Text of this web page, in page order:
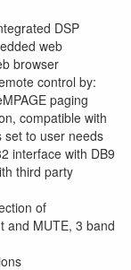
DSP
web
browser
control by:
paging
compatible with
set to user needs
interface with DB9
third party
of
and MUTE, 3 band